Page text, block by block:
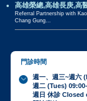
高雄榮總,高雄長庚,高
Referral Partnership with
Chang Gung...
門診時間
週一、週三~週六
週二 (Tues)
週日 休診 Closed